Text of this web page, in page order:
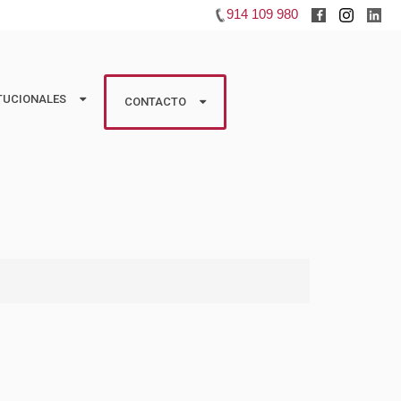
914 109 980
CONTACTO
CONTACTO